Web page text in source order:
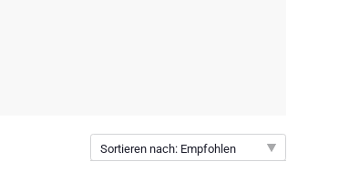
Sortieren nach: Empfohlen